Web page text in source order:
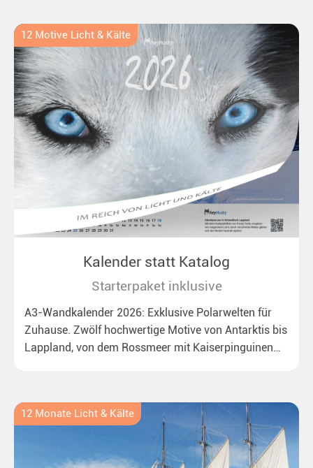
12 Motive Licht & Kälte
Kalender statt Katalog
Starterpaket inklusive
A3-Wandkalender 2026: Exklusive Polarwelten für
Zuhause. Zwölf hochwertige Motive von Antarktis bis
Lappland, von dem Rossmeer mit Kaiserpinguinen
12 Monate Licht & Kälte